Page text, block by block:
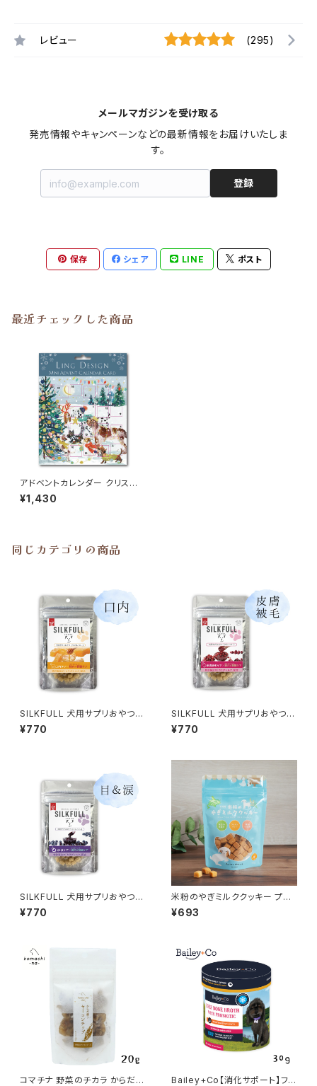
レビュー (295)
メールマガジンを受け取る
発売情報やキャンペーンなどの最新情報をお届けいたしま
す。
登録
保存 シェア LINE ポスト
最近チェックした商品
アドベントカレンダー クリスマ
ス カードタイプ 英国製 Ling D
esign
¥1,430
同じカテゴリの商品
SILKFULL 犬用サプリおやつ
【口内ケア (マヌカハニー)】シル
クフル
¥770
SILKFULL 犬用サプリおやつ
【皮膚被毛ケア (クランベリー)】
シルクフル
¥770
SILKFULL 犬用サプリおやつ
【目＆涙ケア (ビルベリー)】シル
クフル
¥770
米粉のやぎミルククッキー プレ
ーン プティシェーブル
¥693
コマチナ 野菜のチカラ からだ潤
Bailey+Co【消化サポート】フリ